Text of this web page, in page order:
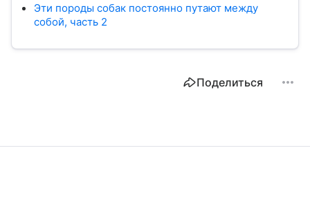
Эти породы собак постоянно путают между
собой, часть 2
Поделиться